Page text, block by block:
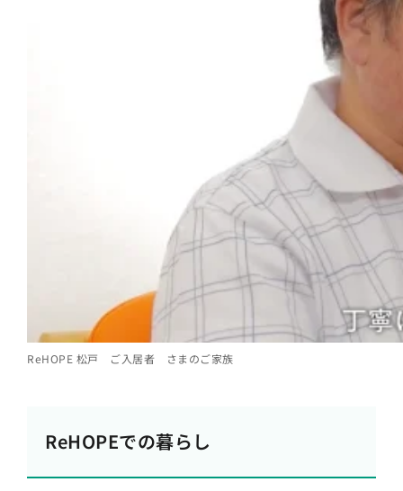
ReHOPE 松戸 ご入居者 さまのご家族
ReHOPEでの暮らし